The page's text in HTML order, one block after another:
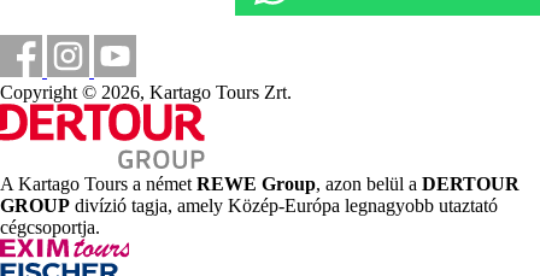
Görögországban a szálloda kategóriájától függően
idegenforgalmi adót kell fizetni. Az adó nincs benne az utazás
árában, azt a vendégnek közvetlenül a szálloda recepcióján kell
megfizetnie. A felsorolt szolgáltatások és tevékenységek körét és
minőségét befolyásolhatják az adott úti célon bevezetett higiéniai
vagy járványvédelmi intézkedések.
Távolságok
4 km
Városközpont
Copyright © 2026, Kartago Tours Zrt.
A Kartago Tours a német REWE Group, azon belül a DERTOUR
GROUP divízió tagja, amely Közép-Európa legnagyobb utaztató
cégcsoportja.